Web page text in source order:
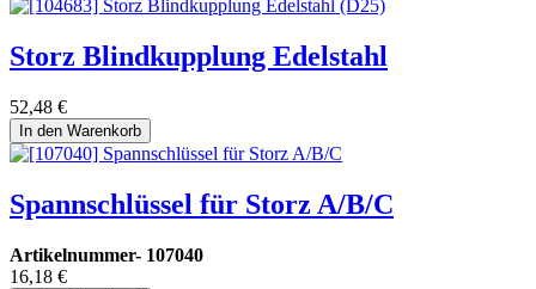
Storz Blindkupplung Edelstahl
52,48 €
In den Warenkorb
Spannschlüssel für Storz A/B/C
Artikelnummer- 107040
16,18 €